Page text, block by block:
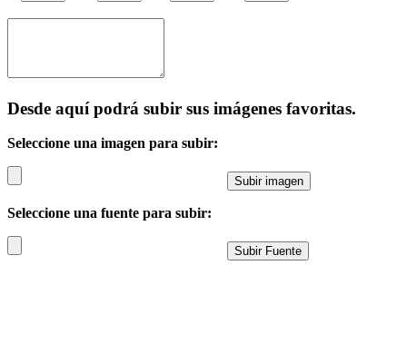
Desde aquí podrá subir sus imágenes favoritas.
Seleccione una imagen para subir:
Seleccione una fuente para subir: